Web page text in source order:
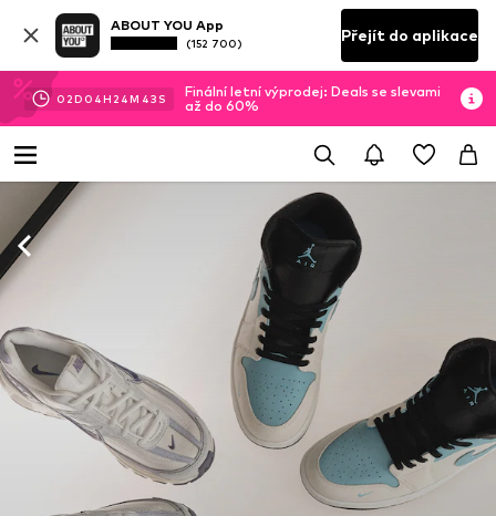
ABOUT YOU App
(152 700) Přejít do aplikace
02D 04H 24M 42 S
Finální letní výprodej: Deals se slevami
až do 60%